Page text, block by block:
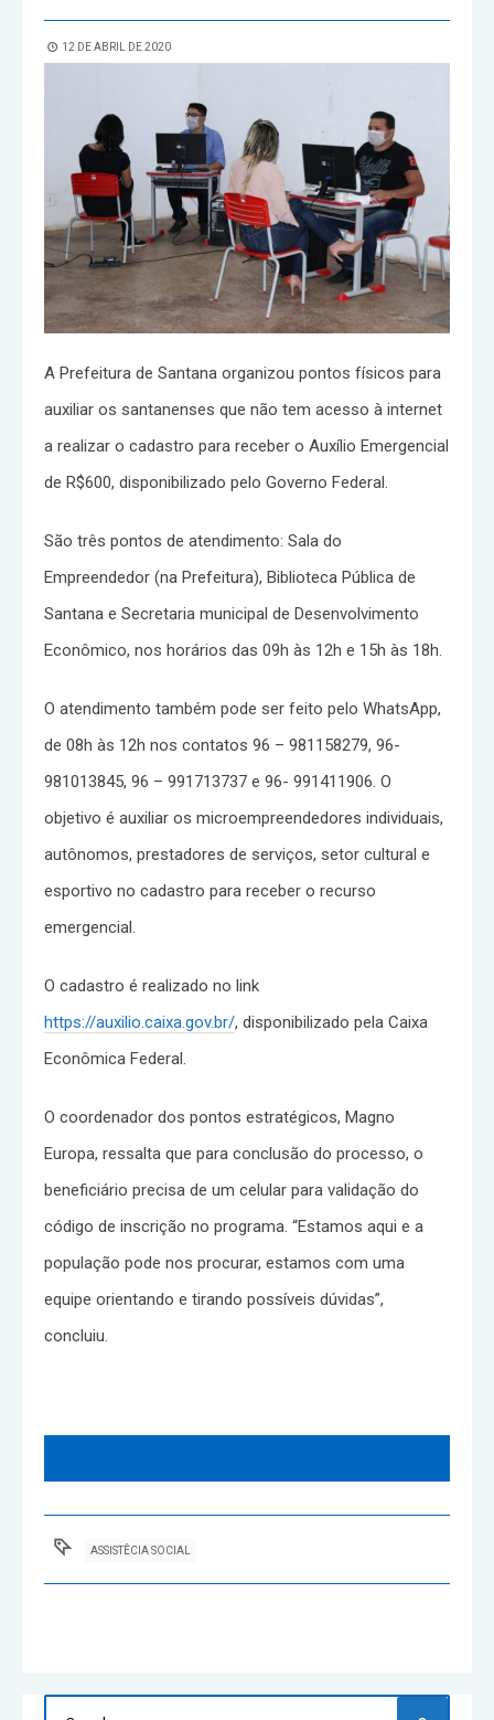
12 DE ABRIL DE 2020
A Prefeitura de Santana organizou pontos físicos para
auxiliar os santanenses que não tem acesso à internet
a realizar o cadastro para receber o Auxílio Emergencial
de R$600, disponibilizado pelo Governo Federal.
São três pontos de atendimento: Sala do
Empreendedor (na Prefeitura), Biblioteca Pública de
Santana e Secretaria municipal de Desenvolvimento
Econômico, nos horários das 09h às 12h e 15h às 18h.
O atendimento também pode ser feito pelo WhatsApp,
de 08h às 12h nos contatos 96 – 981158279, 96-
981013845, 96 – 991713737 e 96- 991411906. O
objetivo é auxiliar os microempreendedores individuais,
autônomos, prestadores de serviços, setor cultural e
esportivo no cadastro para receber o recurso
emergencial.
O cadastro é realizado no link
https://auxilio.caixa.gov.br/, disponibilizado pela Caixa
Econômica Federal.
O coordenador dos pontos estratégicos, Magno
Europa, ressalta que para conclusão do processo, o
beneficiário precisa de um celular para validação do
código de inscrição no programa. “Estamos aqui e a
população pode nos procurar, estamos com uma
equipe orientando e tirando possíveis dúvidas”,
concluiu.
ASSISTÊCIA SOCIAL